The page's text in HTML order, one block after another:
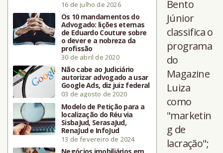
16 de julho de 2026
Os 10 mandamentos do
Advogado: lições eternas
de Eduardo Couture sobre
o dever e a nobreza da
profissão
30 de abril de 2020
Não cabe ao Judiciário
autorizar advogado a usar
Google Ads, diz juiz federal
03 de agosto de 2020
Modelo de Petição para a
localização do Réu via
SisbaJud, SerasaJud,
RenaJud e InfoJud
13 de fevereiro de 2024
Negócios imobiliários em
Bento
Júnior
classifica o
programa
do
Magazine
Luiza
como
"marketin
g de
lacração";